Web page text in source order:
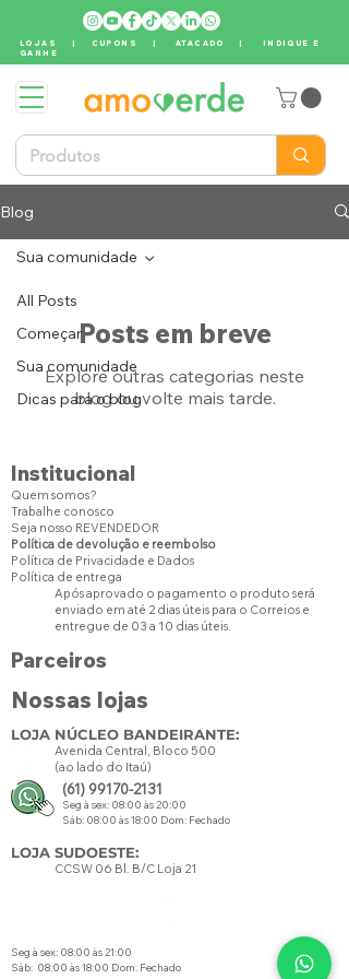
LOJAS | CUPONS |ATACADO | INDIQUE E
GANHE
Blog
All Posts
Começar
Sua comunidade
Dicas para o blog
Sua comunidade
Posts em breve
Explore outras categorias neste
blog ou volte mais tarde.
Institucional
Quem somos?
Trabalhe conosco
Seja nosso REVENDEDOR
Política de devolução e reembolso
Política de Privacidade e Dados
Política de entrega
Após aprovado o pagamento o produto será
enviado em até 2 dias úteis para o Correios e
entregue de 03 a 10 dias úteis.
Parceiros
Nossas lojas
LOJA NÚCLEO BANDEIRANTE:
Avenida Central, Bloco 500
(ao lado do Itaú)
(61) 99170-2131
Seg à sex: 08:00 às 20:00
Sáb: 08:00 às 18:00 Dom: Fechado
LOJA SUDOESTE:
CCSW 06 Bl. B/C Loja 21
Seg à sex: 08:00 às 21:00
Sáb: 08:00 às 18:00 Dom: Fechado